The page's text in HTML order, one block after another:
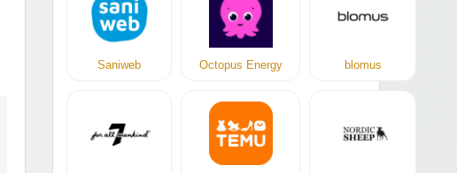
Saniweb Octopus Energy blomus